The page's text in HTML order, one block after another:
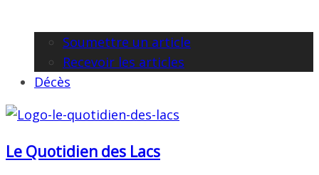
Soumettre un article
Recevoir les articles
Décès
Le Quotidien des Lacs